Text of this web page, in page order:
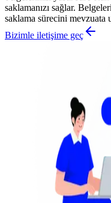
saklamanızı sağlar.
saklama sürecini
Bizimle iletişime geç